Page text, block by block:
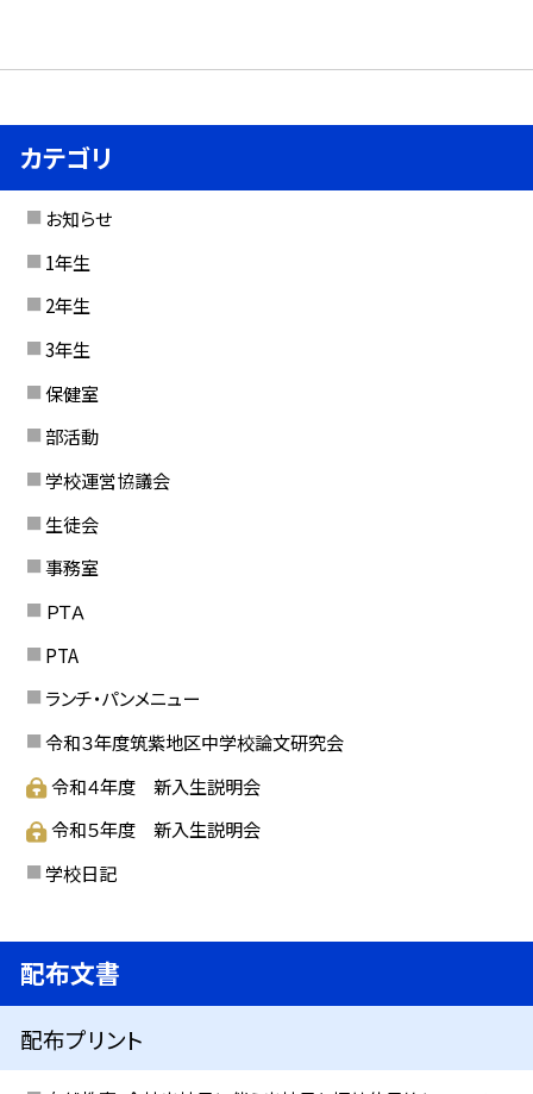
カテゴリ
お知らせ
1年生
2年生
3年生
保健室
部活動
学校運営協議会
生徒会
事務室
ＰＴＡ
PTA
ランチ・パンメニュー
令和３年度筑紫地区中学校論文研究会
令和４年度 新入生説明会
令和５年度 新入生説明会
学校日記
配布文書
配布プリント